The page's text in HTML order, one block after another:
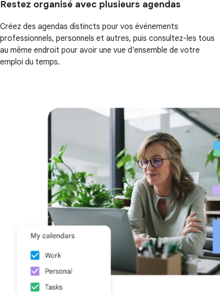
Restez organisé avec plusieurs agendas
Créez des agendas distincts pour vos événements
professionnels, personnels et autres, puis consultez-les tous
au même endroit pour avoir une vue d'ensemble de votre
emploi du temps.